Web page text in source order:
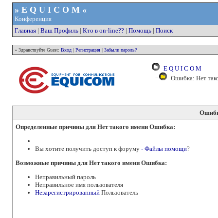
» E Q U I C O M «
Конференция
Главная| Ваш Профиль| Кто в on-line??| Помощь| Поиск
» Здравствуйте Guest: Вход| Регистрация| Забыли пароль?
E Q U I C O M
Ошибка: Нет
Определенные причины для Нет такого имени Ошибка:
Вы хотите получить доступ к форуму - Файлы помощи?
Возможные причины для Нет такого имени Ошибка:
Неправильный пароль
Неправильное имя пользователя
НезарегистрированныйПользователь